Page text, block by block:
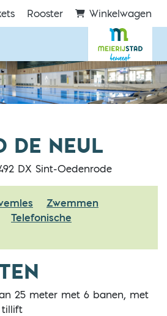
de pagina
Rooster Winkelwagen
DE NEUL
DX Sint-Oedenrode
Zwemmen
Telefonische
25 meter met 6 banen, met
tillift